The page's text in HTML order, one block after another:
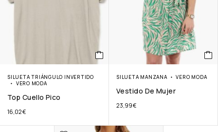
SILUETA TRIÁNGULO INVERTIDO
VERO MODA
Top Cuello Pico
16,02€
SILUETA MANZANA VERO MODA
Vestido De Mujer
23,99€